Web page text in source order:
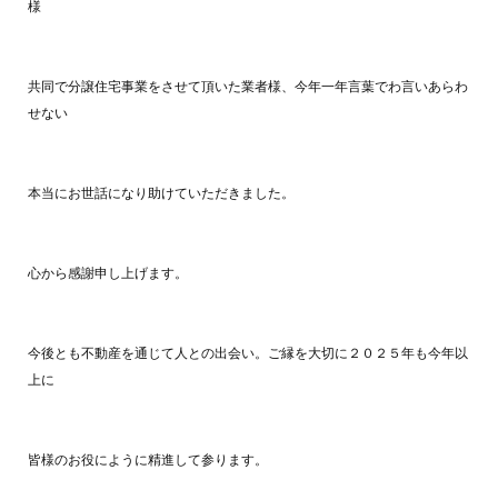
様
共同で分譲住宅事業をさせて頂いた業者様、今年一年言葉でわ言いあらわ
せない
本当にお世話になり助けていただきました。
心から感謝申し上げます。
今後とも不動産を通じて人との出会い。ご縁を大切に２０２５年も今年以
上に
皆様のお役にように精進して参ります。